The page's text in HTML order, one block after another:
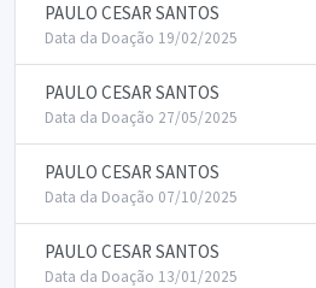
PAULO CESAR SANTOS
Data da Doação 19/02/2025
PAULO CESAR SANTOS
Data da Doação 27/05/2025
PAULO CESAR SANTOS
Data da Doação 07/10/2025
PAULO CESAR SANTOS
Data da Doação 13/01/2025